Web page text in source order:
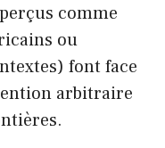
comme
ou
font face
arbitraire